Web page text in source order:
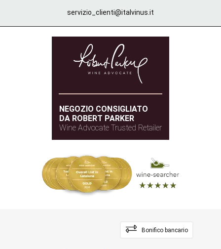
servizio_clienti@italvinus.it
NEGOZIO CONSIGLIATO
DA ROBERT PARKER
Wine Advocate Trusted Retailer
Bonifico bancario